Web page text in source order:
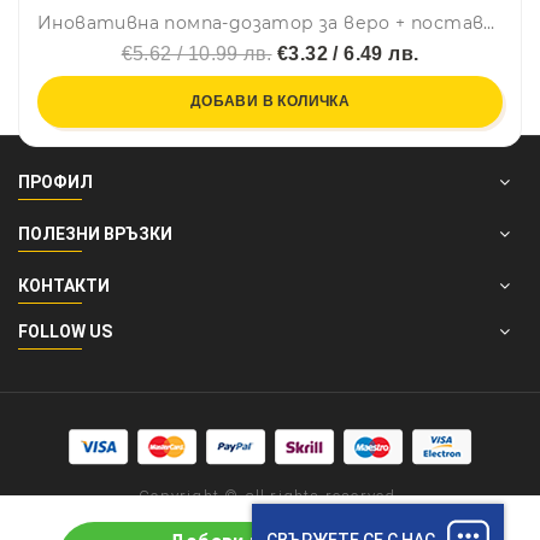
Иновативна помпа-дозатор за веро + поставка с гъба, удобно, лесно, практично SOAP PUMP, правоъгълна, BFO
€5.62 / 10.99 лв.€3.32 / 6.49 лв.
ДОБАВИ В КОЛИЧКА
ПРОФИЛ
ПОЛЕЗНИ ВРЪЗКИ
КОНТАКТИ
FOLLOW US
Copyright © all rights reserved.